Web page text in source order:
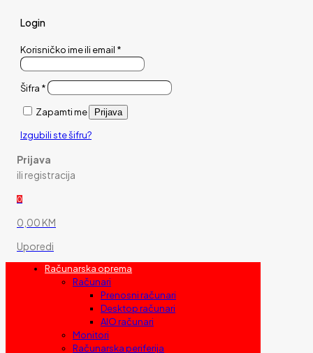
Login
Korisničko ime ili email *
Šifra *
Zapamti me Prijava
Izgubili ste šifru?
Prijava
ili registracija
0
0,00 KM
Uporedi
Računarska oprema
Računari
Prenosni računari
Desktop računari
AIO računari
Monitori
Računarska periferija